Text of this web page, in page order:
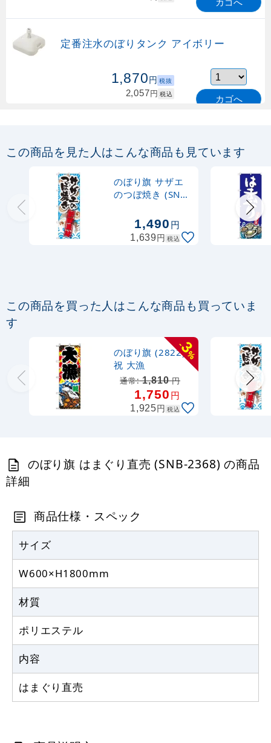
定番注水のぼりタンク アイボリー
1,870円 税抜
2,057円 税込 カゴへ
1.6～3m 伸縮式 緑 (30537GRN)
売り切れ中
定番のぼり竿 オリジナルのぼりポール
1.6～3m 伸縮式 水色 (30537SBL)
定番のぼり竿 オリジナルのぼりポール
367円
403
2,552円 税込
この商品を見た人はこんな商品も見ています
のぼり旗 サザエ
のつぼ焼き (SNB-
1,490円
1,639円 税込
この商品を買った人はこんな商品も買っていま
す
-
3
%
のぼり旗 (2822)
祝 大漁
通常:1,810円
1,750円
1,925円 税込
のぼり旗 はまぐり直売 (SNB-2368) の商品
詳細
商品仕様・スペック
サイズ
W600×H1800mm
材質
ポリエステル
内容
はまぐり直売